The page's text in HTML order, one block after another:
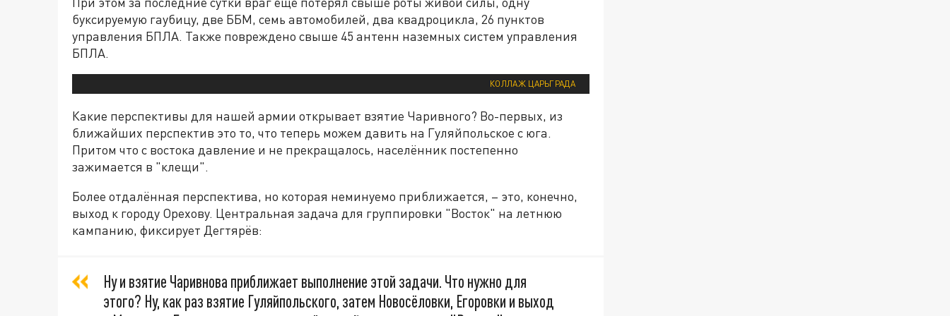
буксируемую гаубицу, две ББМ, семь автомобилей, два квадроцикла, 26 пунктов
управления БПЛА. Также повреждено свыше 45 антенн наземных систем управления
БПЛА.
КОЛЛАЖ ЦАРЬГРАДА
Какие перспективы для нашей армии открывает взятие Чаривного? Во-первых, из
ближайших перспектив это то, что теперь можем давить на Гуляйпольское с юга.
Притом что с востока давление и не прекращалось, населённик постепенно
зажимается в "клещи".
Более отдалённая перспектива, но которая неминуемо приближается, – это, конечно,
выход к городу Орехову. Центральная задача для группировки "Восток" на летнюю
кампанию, фиксирует Дегтярёв:
Ну и взятие Чаривнова приближает выполнение этой задачи. Что нужно для
этого? Ну, как раз взятие Гуляйпольского, затем Новосёловки, Егоровки и выход